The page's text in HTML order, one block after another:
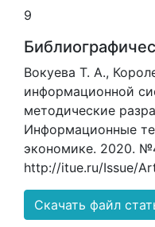
9
Вокуева Т. А.,
информационной
методические
Информационные
экономике. 2020.
http://itue.ru/Issue/
Скачать файл